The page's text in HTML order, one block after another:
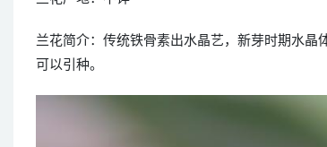
兰花简介：传统铁骨素出水晶艺，新芽时期水
可以引种。